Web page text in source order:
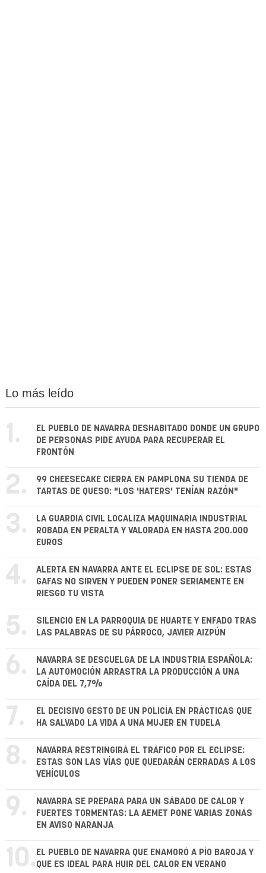
Lo más leído
1.
EL PUEBLO DE NAVARRA DESHABITADO DONDE UN GRUPO
DE PERSONAS PIDE AYUDA PARA RECUPERAR EL
FRONTÓN
2.
99 CHEESECAKE CIERRA EN PAMPLONA SU TIENDA DE
TARTAS DE QUESO: "LOS 'HATERS' TENÍAN RAZÓN"
3.
LA GUARDIA CIVIL LOCALIZA MAQUINARIA INDUSTRIAL
ROBADA EN PERALTA Y VALORADA EN HASTA 200.000
EUROS
4.
ALERTA EN NAVARRA ANTE EL ECLIPSE DE SOL: ESTAS
GAFAS NO SIRVEN Y PUEDEN PONER SERIAMENTE EN
RIESGO TU VISTA
5.
SILENCIO EN LA PARROQUIA DE HUARTE Y ENFADO TRAS
LAS PALABRAS DE SU PÁRROCO, JAVIER AIZPÚN
6.
NAVARRA SE DESCUELGA DE LA INDUSTRIA ESPAÑOLA:
LA AUTOMOCIÓN ARRASTRA LA PRODUCCIÓN A UNA
CAÍDA DEL 7,7%
7.
EL DECISIVO GESTO DE UN POLICÍA EN PRÁCTICAS QUE
HA SALVADO LA VIDA A UNA MUJER EN TUDELA
8.
NAVARRA RESTRINGIRÁ EL TRÁFICO POR EL ECLIPSE:
ESTAS SON LAS VÍAS QUE QUEDARÁN CERRADAS A LOS
VEHÍCULOS
9.
NAVARRA SE PREPARA PARA UN SÁBADO DE CALOR Y
FUERTES TORMENTAS: LA AEMET PONE VARIAS ZONAS
EN AVISO NARANJA
10. EL PUEBLO DE NAVARRA QUE ENAMORÓ A PÍO BAROJA Y
QUE ES IDEAL PARA HUIR DEL CALOR EN VERANO